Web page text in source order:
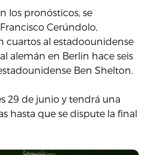
los pronósticos, se
Cerúndolo,
cuartos al estadoounidense
alemán en Berlin hace seis
Ben Shelton.
29 de junio y tendrá una
hasta que se dispute la final